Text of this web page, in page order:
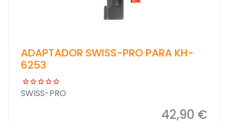
ADAPTADOR SWISS-PRO PARA KH-
6253
SWISS-PRO
42,90 €